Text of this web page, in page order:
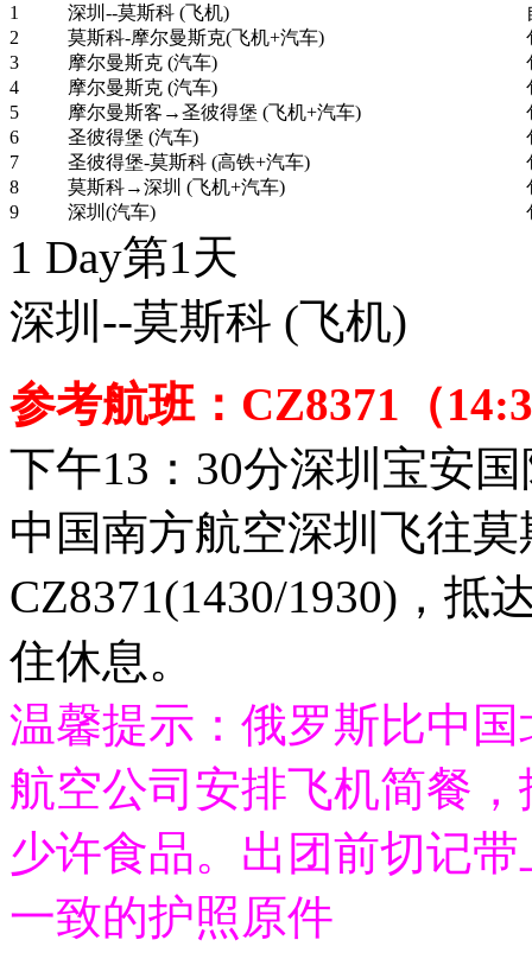
1
深圳--莫斯科 (飞机)
2
莫斯科-摩尔曼斯克(飞机+汽车)
3
摩尔曼斯克 (汽车)
4
摩尔曼斯克 (汽车)
5
摩尔曼斯客→圣彼得堡 (飞机+汽车)
6
圣彼得堡 (汽车)
7
圣彼得堡-莫斯科 (高铁+汽车)
8
莫斯科→深圳 (飞机+汽车)
9
深圳(汽车)
1 Day第1天
深圳--莫斯科 (飞机)
参考航班：CZ8371（
下午13：30分深圳宝安
中国南方航空深圳飞往
CZ8371(1430/1930)，抵
住休息。
温馨提示：俄罗斯比中
航空公司安排飞机简餐
少许食品。出团前切记
一致的护照原件